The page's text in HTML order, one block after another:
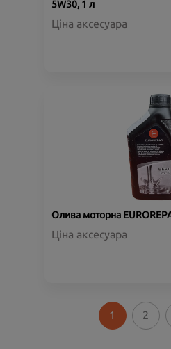
5W30, 1 л
Ціна аксесуара
Олива моторна
Ціна аксесуара
1 2